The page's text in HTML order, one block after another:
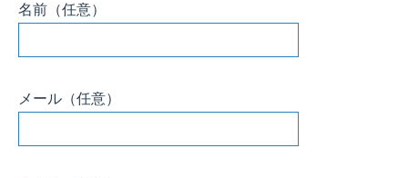
名前 （任意）
メール （任意）